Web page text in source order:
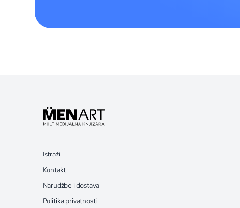
Istraži
Kontakt
Narudžbe i dostava
Politika privatnosti